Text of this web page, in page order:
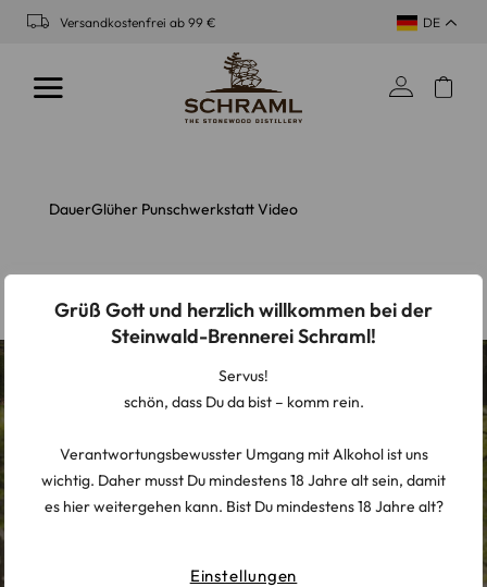
Grüß Gott und herzlich willkommen bei der
Steinwald-Brennerei Schraml!
Servus!
schön, dass Du da bist – komm rein.
Verantwortungsbewusster Umgang mit Alkohol ist uns
wichtig. Daher musst Du mindestens 18 Jahre alt sein, damit
es hier weitergehen kann. Bist Du mindestens 18 Jahre alt?
Einstellungen
Zum
Versandkostenfrei ab 99 € DE
DauerGlüher Punschwerkstatt Video
Verpasse keine Exklusive Brennerei-Updates
RECHTLICHES